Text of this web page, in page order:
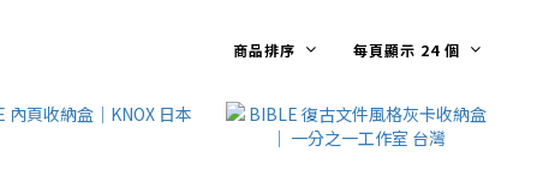
商品排序 每頁顯示 24 個